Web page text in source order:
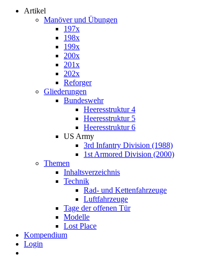
Artikel
Manöver und Übungen
197x
198x
199x
200x
201x
202x
Reforger
Gliederungen
Bundeswehr
Heeresstruktur 4
Heeresstruktur 5
Heeresstruktur 6
US Army
3rd Infantry Division (1988)
1st Armored Division (2000)
Themen
Inhaltsverzeichnis
Technik
Rad- und Kettenfahrzeuge
Luftfahrzeuge
Tage der offenen Tür
Modelle
Lost Place
Kompendium
Login